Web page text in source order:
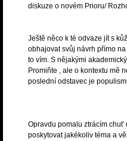
diskuze o novém Prioru/
Ještě něco k té odvaze jít s
obhajovat svůj návrh přímo
to vím. S nějakými
Promiňte , ale o kontextu mě
poslední odstavec je
Opravdu pomalu ztrácím chuť
poskytovat jakékoliv téma a